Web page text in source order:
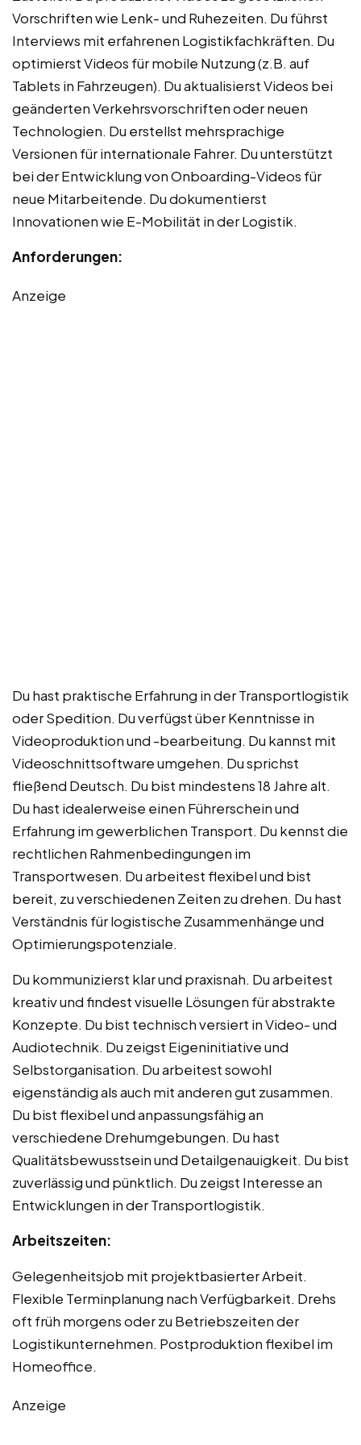
Vorschriften wie Lenk- und Ruhezeiten. Du führst
Interviews mit erfahrenen Logistikfachkräften. Du
optimierst Videos für mobile Nutzung (z.B. auf
Tablets in Fahrzeugen). Du aktualisierst Videos bei
geänderten Verkehrsvorschriften oder neuen
Technologien. Du erstellst mehrsprachige
Versionen für internationale Fahrer. Du unterstützt
bei der Entwicklung von Onboarding-Videos für
neue Mitarbeitende. Du dokumentierst
Innovationen wie E-Mobilität in der Logistik.
Anforderungen:
Anzeige
Du hast praktische Erfahrung in der Transportlogistik
oder Spedition. Du verfügst über Kenntnisse in
Videoproduktion und -bearbeitung. Du kannst mit
Videoschnittsoftware umgehen. Du sprichst
fließend Deutsch. Du bist mindestens 18 Jahre alt.
Du hast idealerweise einen Führerschein und
Erfahrung im gewerblichen Transport. Du kennst die
rechtlichen Rahmenbedingungen im
Transportwesen. Du arbeitest flexibel und bist
bereit, zu verschiedenen Zeiten zu drehen. Du hast
Verständnis für logistische Zusammenhänge und
Optimierungspotenziale.
Du kommunizierst klar und praxisnah. Du arbeitest
kreativ und findest visuelle Lösungen für abstrakte
Konzepte. Du bist technisch versiert in Video- und
Audiotechnik. Du zeigst Eigeninitiative und
Selbstorganisation. Du arbeitest sowohl
eigenständig als auch mit anderen gut zusammen.
Du bist flexibel und anpassungsfähig an
verschiedene Drehumgebungen. Du hast
Qualitätsbewusstsein und Detailgenauigkeit. Du bist
zuverlässig und pünktlich. Du zeigst Interesse an
Entwicklungen in der Transportlogistik.
Arbeitszeiten:
Gelegenheitsjob mit projektbasierter Arbeit.
Flexible Terminplanung nach Verfügbarkeit. Drehs
oft früh morgens oder zu Betriebszeiten der
Logistikunternehmen. Postproduktion flexibel im
Homeoffice.
Anzeige